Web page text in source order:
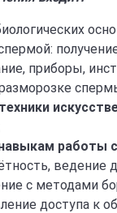
приборы,
техники
работы
ведение
с методами
доступа к